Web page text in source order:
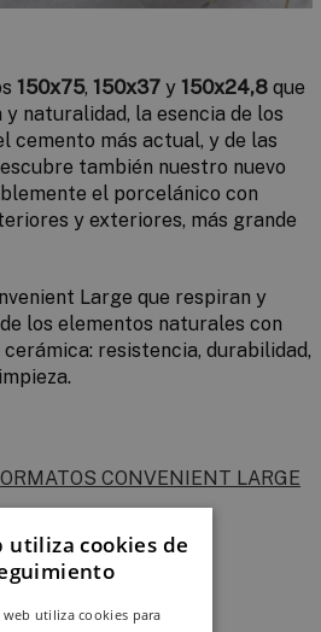
150x75, 150x37 y 150x24,8 que
naturalidad, la esen­cia de los
cemento más actual, y de las
también nuestro nuevo
el porcelánico con
y exteriores, más grande
Large que respiran y
los elementos naturales con
resistencia, durabilidad,
CONVENIENT LARGE
utiliza cookies de
web utiliza cookies para